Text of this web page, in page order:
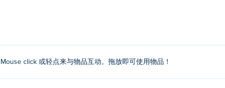
Mouse click 或轻点来与物品互动。拖放即可使用物品！